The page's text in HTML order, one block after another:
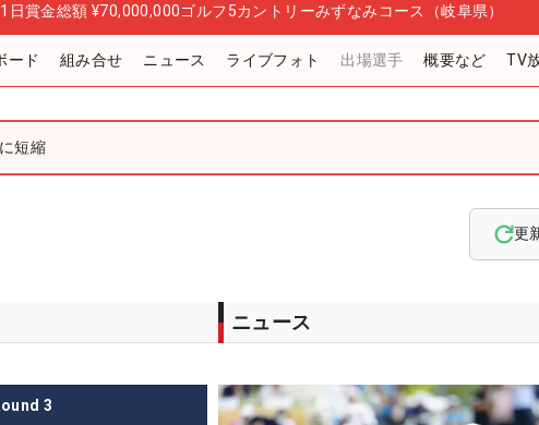
日賞金総額 ¥70,000,000ゴルフ5カントリーみずなみコース（岐阜県）
ード 組み合せ ニュース ライブフォト 出場選手 概要など TV
短縮
更
3
ニュース